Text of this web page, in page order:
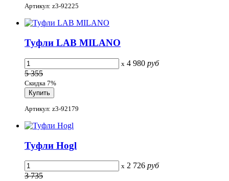
Артикул: z3-92225
Туфли LAB MILANO
x 4 980 руб
5 355
Скидка 7%
Артикул: z3-92179
Туфли Hogl
x 2 726 руб
3 735